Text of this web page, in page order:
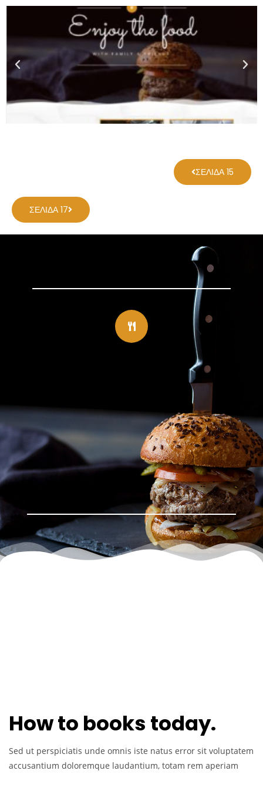
ΣΕΛΊΔΑ 15
ΣΕΛΊΔΑ 17
How to books today.
Sed ut perspiciatis unde omnis iste natus error sit voluptatem
accusantium doloremque laudantium, totam rem aperiam